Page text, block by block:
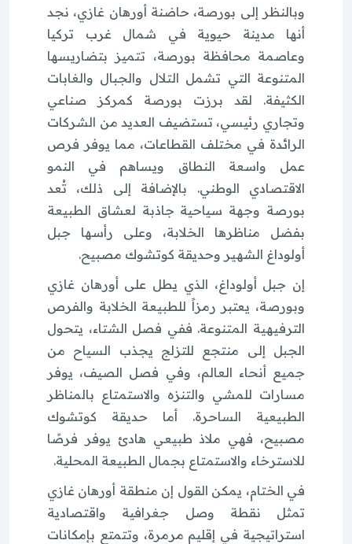
وبالنظر إلى بورصة، حاضنة أورهان غازي، نجد
أنها مدينة حيوية في شمال غرب تركيا
وعاصمة محافظة بورصة، تتميز بتضاريسها
المتنوعة التي تشمل التلال والجبال والغابات
الكثيفة. لقد برزت بورصة كمركز صناعي
وتجاري رئيسي، تستضيف العديد من الشركات
الرائدة في مختلف القطاعات، مما يوفر فرص
عمل واسعة النطاق ويساهم في النمو
الاقتصادي الوطني. بالإضافة إلى ذلك، تُعد
بورصة وجهة سياحية جاذبة لعشاق الطبيعة
بفضل مناظرها الخلابة، وعلى رأسها جبل
أولوداغ الشهير وحديقة كوتشوك مصبيح.
إن جبل أولوداغ، الذي يطل على أورهان غازي
وبورصة، يعتبر رمزاً للطبيعة الخلابة والفرص
الترفيهية المتنوعة. ففي فصل الشتاء، يتحول
الجبل إلى منتجع للتزلج يجذب السياح من
جميع أنحاء العالم، وفي فصل الصيف، يوفر
مسارات للمشي والتنزه والاستمتاع بالمناظر
الطبيعية الساحرة. أما حديقة كوتشوك
مصبيح، فهي ملاذ طبيعي هادئ يوفر فرصًا
للاسترخاء والاستمتاع بجمال الطبيعة المحلية.
في الختام، يمكن القول إن منطقة أورهان غازي
تمثل نقطة وصل جغرافية واقتصادية
استراتيجية في إقليم مرمرة، وتتمتع بإمكانات